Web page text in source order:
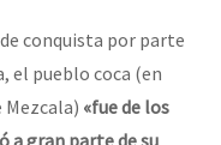
conquista por parte
el pueblo coca (en
Mezcala) «fue de los
a gran parte de su